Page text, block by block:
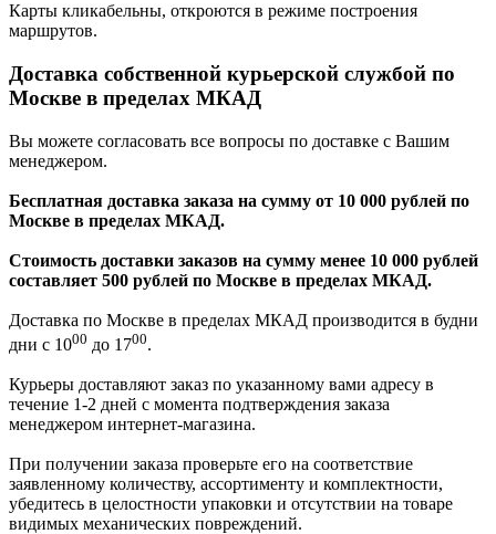
Карты кликабельны, откроются в режиме построения
маршрутов.
Доставка собственной курьерской службой по
Москве в пределах МКАД
Вы можете согласовать все вопросы по доставке с Вашим
менеджером.
Бесплатная доставка заказа на сумму от 10 000 рублей по
Москве в пределах МКАД.
Стоимость доставки заказов на сумму менее 10 000 рублей
составляет 500 рублей по Москве в пределах МКАД.
Доставка по Москве в пределах МКАД производится в будни
дни с 1000 до 1700.
Курьеры доставляют заказ по указанному вами адресу в
течение 1-2 дней с момента подтверждения заказа
менеджером интернет-магазина.
При получении заказа проверьте его на соответствие
заявленному количеству, ассортименту и комплектности,
убедитесь в целостности упаковки и отсутствии на товаре
видимых механических повреждений.